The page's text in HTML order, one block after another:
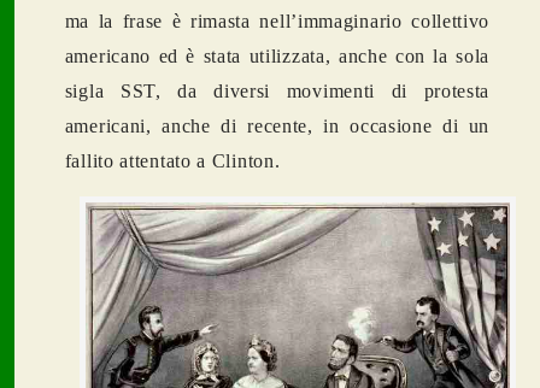
ma la frase è rimasta nell’immaginario collettivo
americano ed è stata utilizzata, anche con la sola
sigla SST, da diversi movimenti di protesta
americani, anche di recente, in occasione di un
fallito attentato a Clinton.